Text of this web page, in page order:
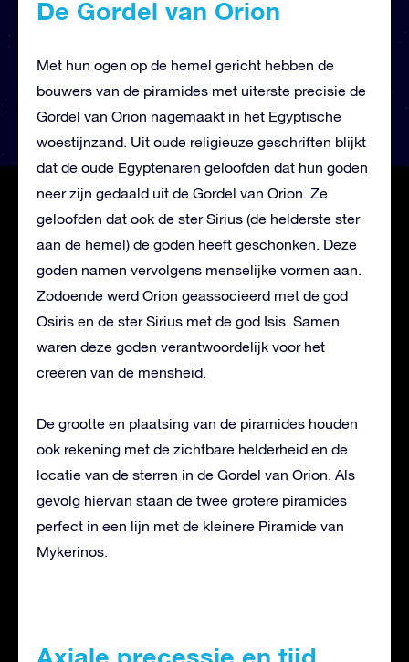
De Gordel van Orion
Met hun ogen op de hemel gericht hebben de
bouwers van de piramides met uiterste precisie de
Gordel van Orion nagemaakt in het Egyptische
woestijnzand. Uit oude religieuze geschriften blijkt
dat de oude Egyptenaren geloofden dat hun goden
neer zijn gedaald uit de Gordel van Orion. Ze
geloofden dat ook de ster Sirius (de helderste ster
aan de hemel) de goden heeft geschonken. Deze
goden namen vervolgens menselijke vormen aan.
Zodoende werd Orion geassocieerd met de god
Osiris en de ster Sirius met de god Isis. Samen
waren deze goden verantwoordelijk voor het
creëren van de mensheid.
De grootte en plaatsing van de piramides houden
ook rekening met de zichtbare helderheid en de
locatie van de sterren in de Gordel van Orion. Als
gevolg hiervan staan de twee grotere piramides
perfect in een lijn met de kleinere Piramide van
Mykerinos.